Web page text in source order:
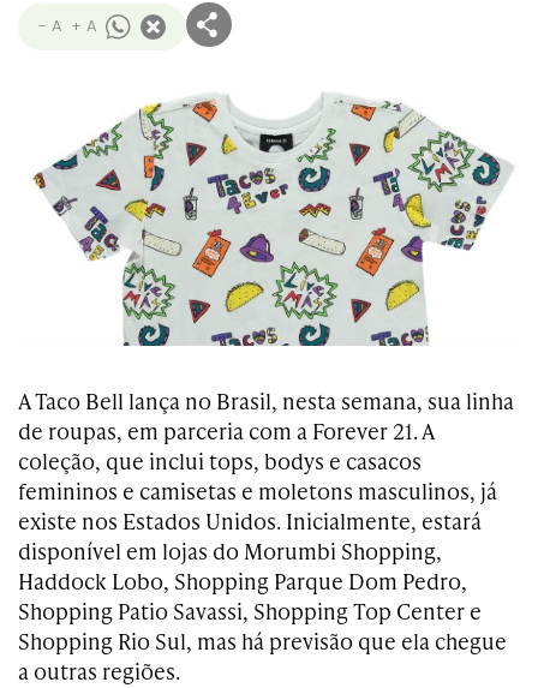
- A + A
A Taco Bell lança no Brasil, nesta semana, sua linha
de roupas, em parceria com a Forever 21. A
coleção, que inclui tops, bodys e casacos
femininos e camisetas e moletons masculinos, já
existe nos Estados Unidos. Inicialmente, estará
disponível em lojas do Morumbi Shopping,
Haddock Lobo, Shopping Parque Dom Pedro,
Shopping Patio Savassi, Shopping Top Center e
Shopping Rio Sul, mas há previsão que ela chegue
a outras regiões.